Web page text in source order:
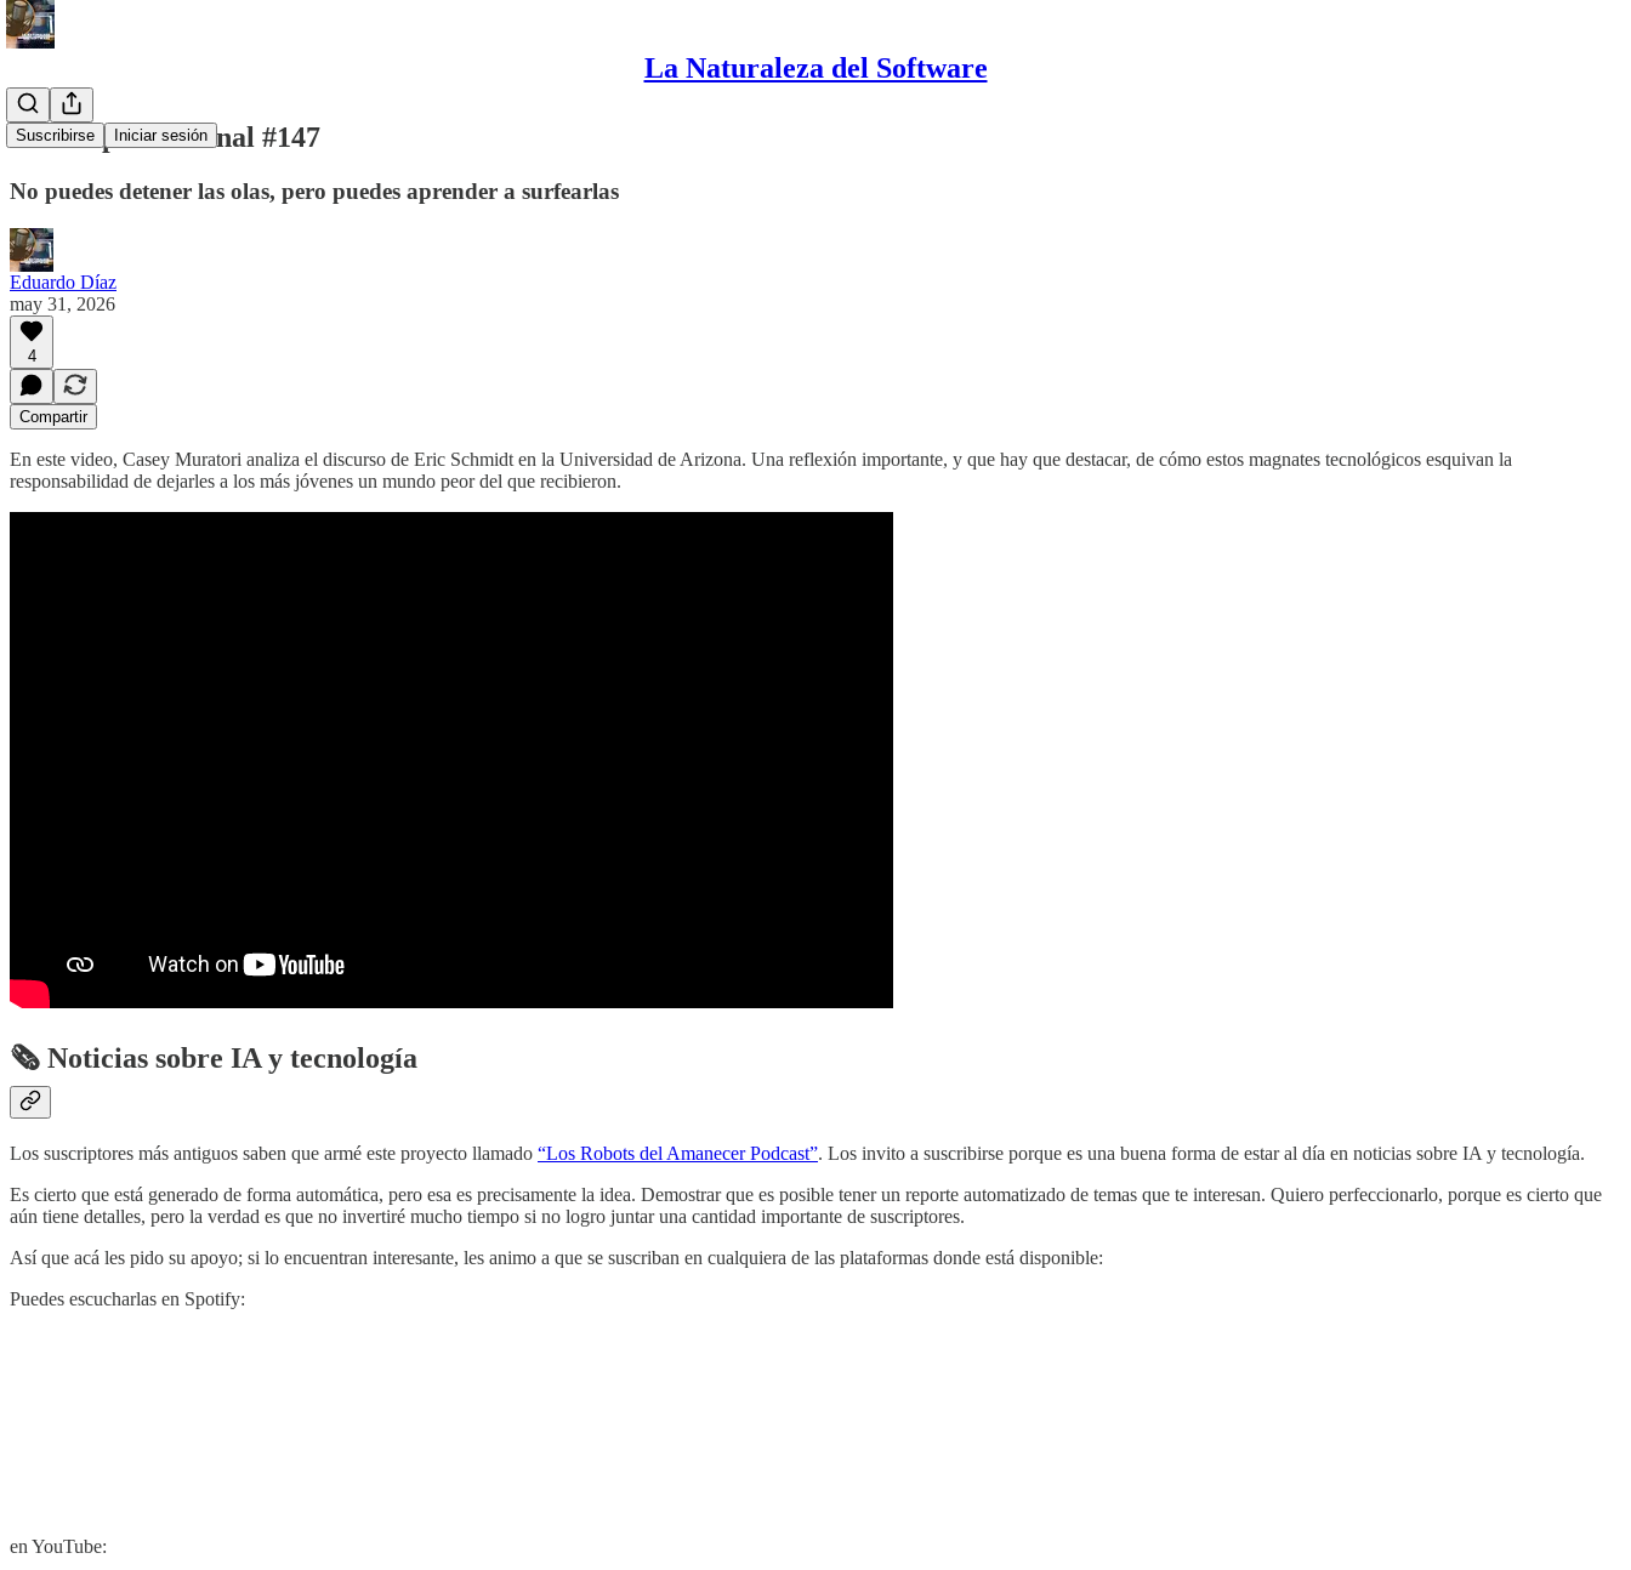
La Naturaleza del Software
Suscribirse Iniciar sesión
Periscopio Semanal #147
No puedes detener las olas, pero puedes aprender a surfearlas
Eduardo Díaz
may 31, 2026
4
Compartir
En este video, Casey Muratori analiza el discurso de Eric Schmidt en la Universidad de Arizona. Una reflexión importante, y que hay que destacar, de cómo estos magnates tecnológicos esquivan la
responsabilidad de dejarles a los más jóvenes un mundo peor del que recibieron.
🗞️ Noticias sobre IA y tecnología
Los suscriptores más antiguos saben que armé este proyecto llamado “Los Robots del Amanecer Podcast”. Los invito a suscribirse porque es una buena forma de estar al día en noticias sobre IA y tecnología.
Es cierto que está generado de forma automática, pero esa es precisamente la idea. Demostrar que es posible tener un reporte automatizado de temas que te interesan. Quiero perfeccionarlo, porque es cierto que
aún tiene detalles, pero la verdad es que no invertiré mucho tiempo si no logro juntar una cantidad importante de suscriptores.
Así que acá les pido su apoyo; si lo encuentran interesante, les animo a que se suscriban en cualquiera de las plataformas donde está disponible:
Puedes escucharlas en Spotify:
en YouTube: